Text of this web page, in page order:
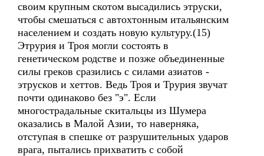
своим крупным скотом высадились этруски,
чтобы смешаться с автохтонным итальянским
населением и создать новую культуру.(15)
Этрурия и Троя могли состоять в
генетическом родстве и позже объединенные
силы греков сразились с силами азиатов -
этрусков и хеттов. Ведь Троя и Трурия звучат
почти одинаково без "э". Если
многострадальные скитальцы из Шумера
оказались в Малой Азии, то наверняка,
отступая в спешке от разрушительных ударов
врага, пытались прихватить с собой